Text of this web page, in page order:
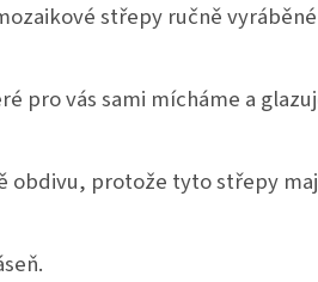
střepy ručně
pro vás sami mícháme a
protože tyto střepy